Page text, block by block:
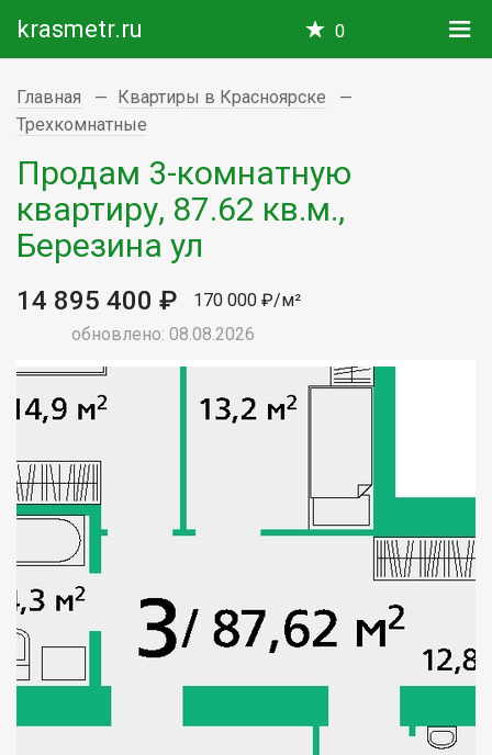
krasmetr.ru 0
Главная
Квартиры в Красноярске
Трехкомнатные
Продам 3-комнатную
квартиру, 87.62 кв.м.,
Березина ул
14 895 400 ₽
170 000 ₽/м²
обновлено: 08.08.2026